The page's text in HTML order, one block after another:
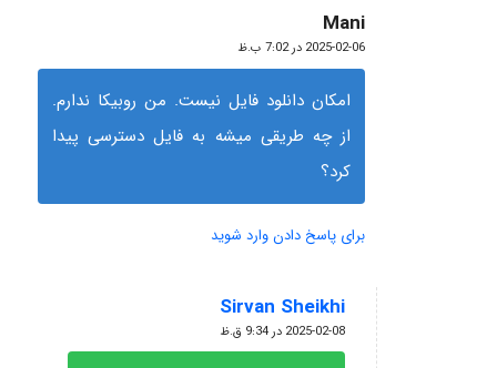
Mani
گفته:
2025-02-06 در 7:02 ب.ظ
امکان دانلود فایل نیست. من روبیکا ندارم.
از چه طریقی میشه به فایل دسترسی پیدا
کرد؟
برای پاسخ دادن وارد شوید
Sirvan Sheikhi
گفته:
2025-02-08 در 9:34 ق.ظ